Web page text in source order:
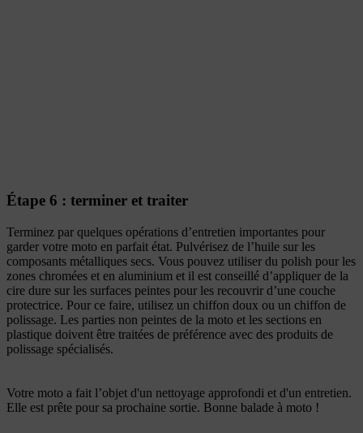
Étape 6 : terminer et traiter
Terminez par quelques opérations d’entretien importantes pour
garder votre moto en parfait état. Pulvérisez de l’huile sur les
composants métalliques secs. Vous pouvez utiliser du polish pour les
zones chromées et en aluminium et il est conseillé d’appliquer de la
cire dure sur les surfaces peintes pour les recouvrir d’une couche
protectrice. Pour ce faire, utilisez un chiffon doux ou un chiffon de
polissage. Les parties non peintes de la moto et les sections en
plastique doivent être traitées de préférence avec des produits de
polissage spécialisés.
Votre moto a fait l’objet d'un nettoyage approfondi et d'un entretien.
Elle est prête pour sa prochaine sortie. Bonne balade à moto !